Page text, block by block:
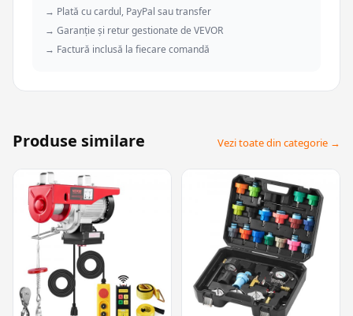
→ Plată cu cardul, PayPal sau transfer
→ Garanție și retur gestionate de VEVOR
→ Factură inclusă la fiecare comandă
Produse similare Vezi toate din categorie →